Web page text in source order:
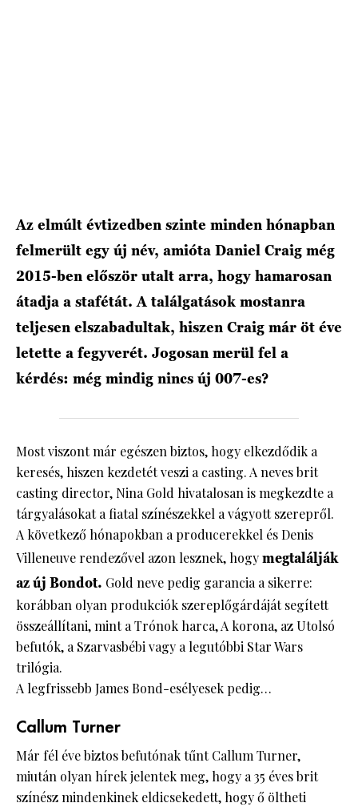
Az elmúlt évtizedben szinte minden hónapban
felmerült egy új név, amióta Daniel Craig még
2015-ben először utalt arra, hogy hamarosan
átadja a stafétát. A találgatások mostanra
teljesen elszabadultak, hiszen Craig már öt éve
letette a fegyverét. Jogosan merül fel a
kérdés: még mindig nincs új 007-es?
Most viszont már egészen biztos, hogy elkezdődik a
keresés, hiszen kezdetét veszi a casting. A neves brit
casting director, Nina Gold hivatalosan is megkezdte a
tárgyalásokat a fiatal színészekkel a vágyott szerepről.
A következő hónapokban a producerekkel és Denis
Villeneuve rendezővel azon lesznek, hogymegtalálják
az új Bondot. Gold neve pedig garancia a sikerre:
korábban olyan produkciók szereplőgárdáját segített
összeállítani, mint a Trónok harca, A korona, az Utolsó
befutók, a Szarvasbébi vagy a legutóbbi Star Wars
trilógia.
A legfrissebb James Bond-esélyesek pedig…
Callum Turner
Már fél éve biztos befutónak tűnt Callum Turner,
miután olyan hírek jelentek meg, hogy a 35 éves brit
színész mindenkinek eldicsekedett, hogy ő öltheti